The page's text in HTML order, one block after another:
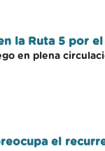
la Ruta 5 por
en plena
el